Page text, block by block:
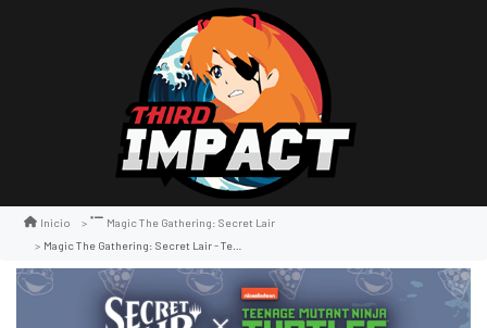
Inicio
Magic The Gathering: Secret Lair
Magic The Gathering: Secret Lair - Teenage Mutant Ninja Turtles: Vhs Villain